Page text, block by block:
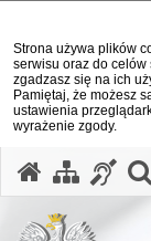
Strona używa plików
serwisu oraz do celów
zgadzasz się na ich
Pamiętaj, że możesz
ustawienia
wyrażenie zgody.